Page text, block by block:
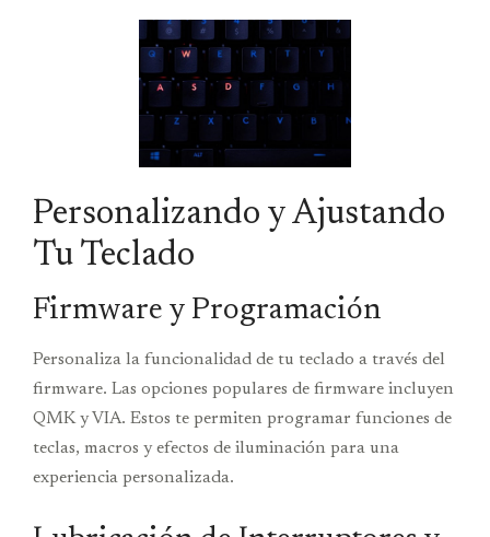
Personalizando y Ajustando
Tu Teclado
Firmware y Programación
Personaliza la funcionalidad de tu teclado a través del
firmware. Las opciones populares de firmware incluyen
QMK y VIA. Estos te permiten programar funciones de
teclas, macros y efectos de iluminación para una
experiencia personalizada.